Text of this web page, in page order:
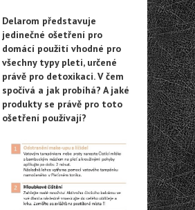
Delarom představuje
jedinečné ošetření pro
domácí použití vhodné pro
všechny typy pleti, určené
právě pro detoxikaci. V čem
spočívá a jak probíhá? A jaké
produkty se právě pro toto
ošetření používají?